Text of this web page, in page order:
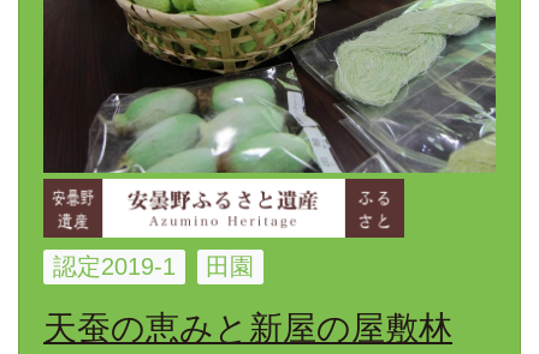
認定2019-1 田園
天蚕の恵みと新屋の屋敷林